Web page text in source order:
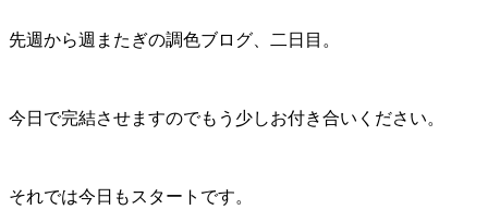
先週から週またぎの調色ブログ、二日目。
今日で完結させますのでもう少しお付き合いください。
それでは今日もスタートです。